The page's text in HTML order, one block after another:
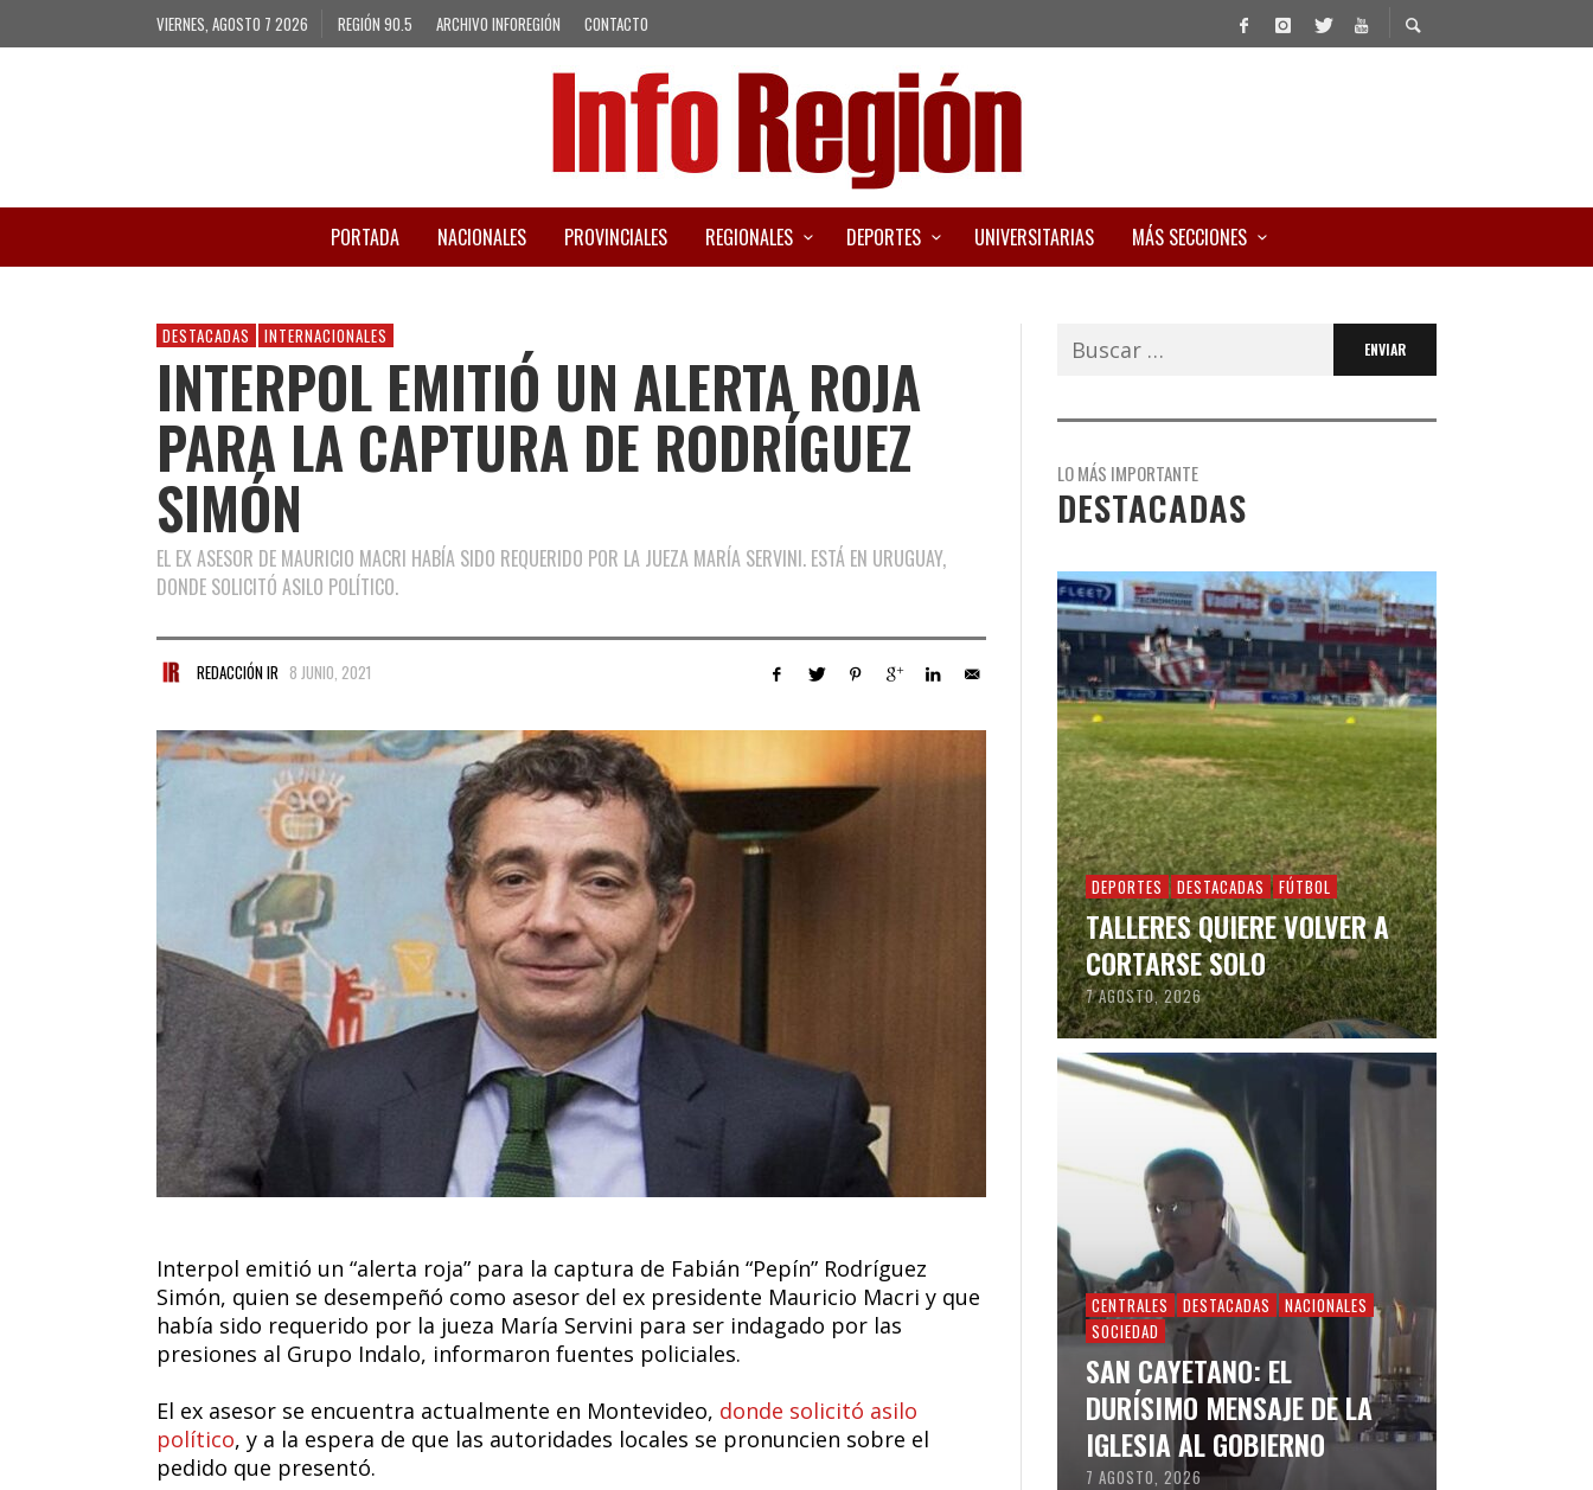
VIERNES, AGOSTO 7 2026 REGIÓN 90.5 ARCHIVO INFOREGIÓN CONTACTO
PORTADA NACIONALES PROVINCIALES REGIONALES DEPORTES UNIVERSITARIAS MÁS SECCIONES
DESTACADAS INTERNACIONALES
INTERPOL EMITIÓ UN ALERTA ROJA
PARA LA CAPTURA DE RODRÍGUEZ
SIMÓN
EL EX ASESOR DE MAURICIO MACRI HABÍA SIDO REQUERIDO POR LA JUEZA MARÍA SERVINI. ESTÁ EN URUGUAY,
DONDE SOLICITÓ ASILO POLÍTICO.
REDACCIÓN IR 8 JUNIO, 2021
Interpol emitió un “alerta roja” para la captura de Fabián “Pepín” Rodríguez
Simón, quien se desempeñó como asesor del ex presidente Mauricio Macri y que
había sido requerido por la jueza María Servini para ser indagado por las
presiones al Grupo Indalo, informaron fuentes policiales.
El ex asesor se encuentra actualmente en Montevideo, donde solicitó asilo
político, y a la espera de que las autoridades locales se pronuncien sobre el
pedido que presentó.
Buscar:
LO MÁS IMPORTANTE
DESTACADAS
DEPORTES DESTACADAS FÚTBOL
TALLERES QUIERE VOLVER A
CORTARSE SOLO
7 AGOSTO, 2026
CENTRALES DESTACADAS
NACIONALES
SOCIEDAD
SAN CAYETANO: EL
DURÍSIMO MENSAJE DE LA
IGLESIA AL GOBIERNO
7 AGOSTO, 2026